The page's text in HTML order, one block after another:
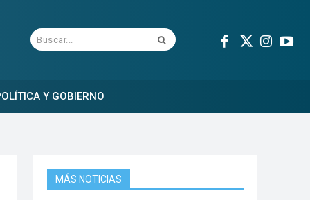
Buscar...
Y GOBIERNO
MÁS NOTICIAS